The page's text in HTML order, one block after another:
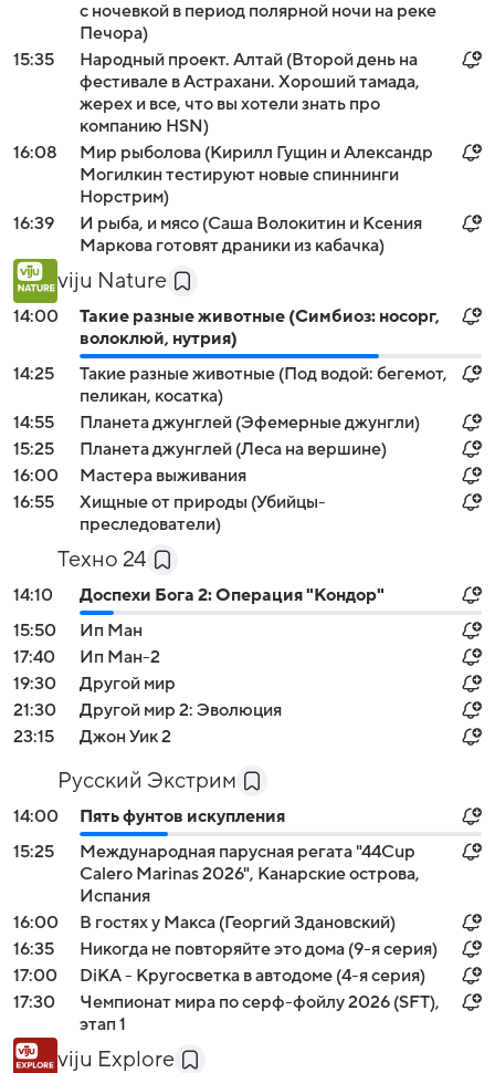
с ночевкой в период полярной ночи на реке
Печора)
15:35
Народный проект. Алтай (Второй день на
фестивале в Астрахани. Хороший тамада,
жерех и все, что вы хотели знать про
компанию HSN)
16:08
Мир рыболова (Кирилл Гущин и Александр
Могилкин тестируют новые спиннинги
Норстрим)
16:39
И рыба, и мясо (Саша Волокитин и Ксения
Маркова готовят драники из кабачка)
viju Nature
14:00
Такие разные животные (Симбиоз: носорг,
волоклюй, нутрия)
14:25
Такие разные животные (Под водой: бегемот,
пеликан, косатка)
14:55
Планета джунглей (Эфемерные джунгли)
15:25
Планета джунглей (Леса на вершине)
16:00
Мастера выживания
16:55
Хищные от природы (Убийцы-
преследователи)
Техно 24
14:10
Доспехи Бога 2: Операция "Кондор"
15:50
Ип Ман
17:40
Ип Ман-2
19:30
Другой мир
21:30
Другой мир 2: Эволюция
23:15
Джон Уик 2
Русский Экстрим
14:00
Пять фунтов искупления
15:25
Международная парусная регата "44Cup
Calero Marinas 2026", Канарские острова,
Испания
16:00
В гостях у Макса (Георгий Здановский)
16:35
Никогда не повторяйте это дома (9-я серия)
17:00
DiKA - Кругосветка в автодоме (4-я серия)
17:30
Чемпионат мира по серф-фойлу 2026 (SFT),
этап 1
viju Explore